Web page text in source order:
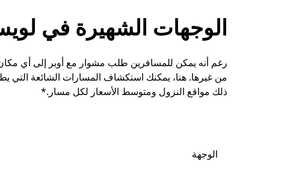
الوجهات الشهيرة في
رغم أنه يمكن للمسافرين طلب مشوار مع أوبر إلى أي
من غيرها. هنا، يمكنك استكشاف المسارات الشائعة التي
ذلك مواقع النزول ومتوسط الأسعار لكل مسار.*
الوجهة